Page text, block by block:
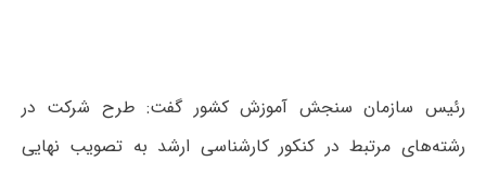
رئیس سازمان سنجش آموزش کشور گفت: طرح شرکت در
رشته‌های مرتبط در کنکور کارشناسی ارشد به تصویب نهایی